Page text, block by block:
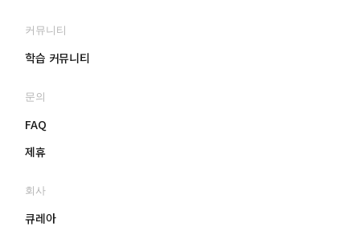
커뮤니티
학습 커뮤니티
문의
FAQ
제휴
회사
큐레아